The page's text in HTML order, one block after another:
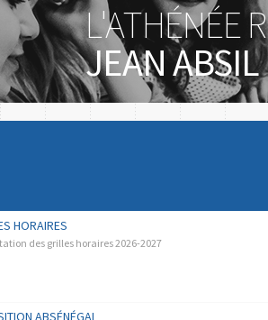
L'ATHÉNÉE
JEAN ABSIL
HORAIRES
des grilles horaires 2026-2027
ABSÉNÉGAL